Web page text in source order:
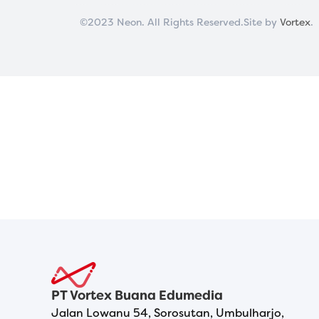
©2023 Neon. All Rights Reserved.Site by Vortex.
PT Vortex Buana Edumedia
Jalan Lowanu 54, Sorosutan, Umbulharjo,